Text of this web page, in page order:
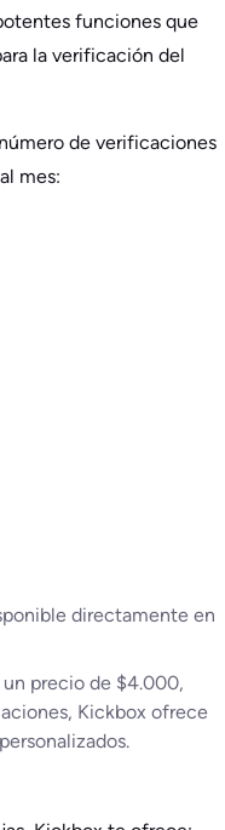
funciones que
la verificación del
de verificaciones
mes:
directamente en
precio de $4.000,
Kickbox ofrece